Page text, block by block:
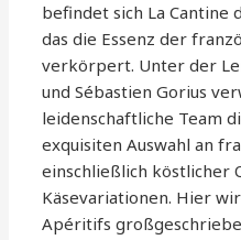
befindet sich La Cantine
das die Essenz der
verkörpert. Unter der
und Sébastien Gorius
leidenschaftliche Team
exquisiten Auswahl an
einschließlich köstlicher
Käsevariationen. Hier
Apéritifs